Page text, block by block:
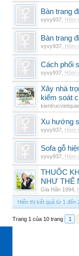
Bàn trang
vyvy937 Hôm
Bàn trang
vyvy937 Hôm
Cách phối
vyvy937 Hôm
Xây nhà
kiểm soát
Xu hướng
vyvy937 Hôm
Sofa gỗ
vyvy937 Hôm
THUỐC
NHƯ THẾ
Gia Hân 1994
Hiển thị kết quả từ 1 đến
Trang 1 của 10 trang 1